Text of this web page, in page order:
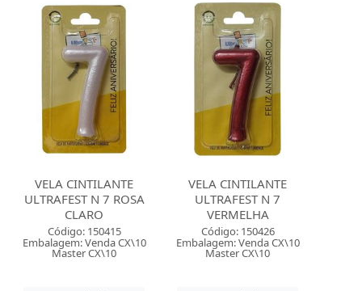
VELA CINTILANTE
ULTRAFEST N 7 ROSA
CLARO
Código: 150415
Embalagem: Venda CX\10
Master CX\10
VELA CINTILANTE
ULTRAFEST N 7
VERMELHA
Código: 150426
Embalagem: Venda CX\10
Master CX\10